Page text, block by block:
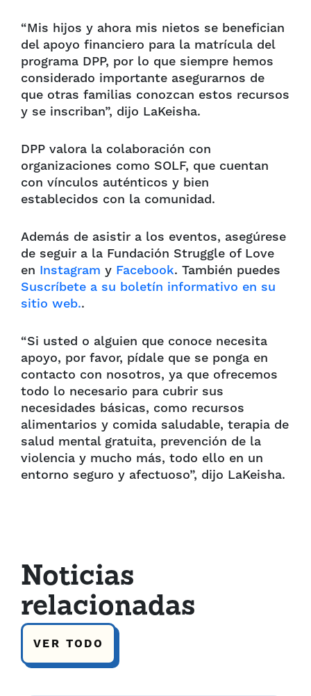
“Mis hijos y ahora mis nietos se benefician
del apoyo financiero para la matrícula del
programa DPP, por lo que siempre hemos
considerado importante asegurarnos de
que otras familias conozcan estos recursos
y se inscriban”, dijo LaKeisha.
DPP valora la colaboración con
organizaciones como SOLF, que cuentan
con vínculos auténticos y bien
establecidos con la comunidad.
Además de asistir a los eventos, asegúrese
de seguir a la Fundación Struggle of Love
en Instagram y Facebook. También puedes
Suscríbete a su boletín informativo en su
sitio web..
“Si usted o alguien que conoce necesita
apoyo, por favor, pídale que se ponga en
contacto con nosotros, ya que ofrecemos
todo lo necesario para cubrir sus
necesidades básicas, como recursos
alimentarios y comida saludable, terapia de
salud mental gratuita, prevención de la
violencia y mucho más, todo ello en un
entorno seguro y afectuoso”, dijo LaKeisha.
Noticias
relacionadas
VER TODO